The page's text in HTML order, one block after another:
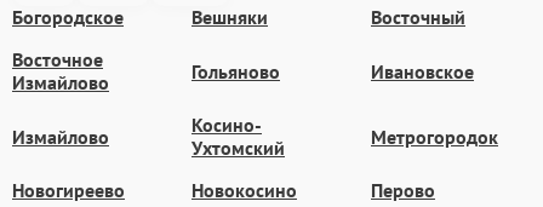
Богородское Вешняки
Восточный
Восточное
Измайлово
Гольяново Ивановское
Измайлово
Косино-
Ухтомский
Метрогородок
Новогиреево Новокосино Перово